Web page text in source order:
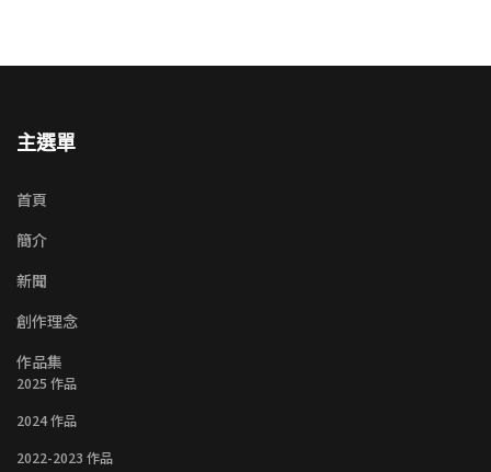
主選單
首頁
簡介
新聞
創作理念
作品集
2025 作品
2024 作品
2022-2023 作品